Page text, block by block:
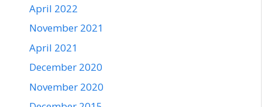
April 2022
November 2021
April 2021
December 2020
November 2020